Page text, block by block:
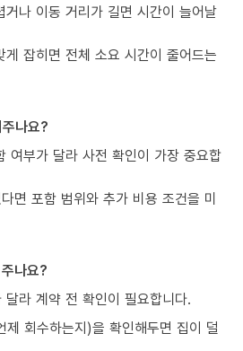
나 이동 거리가 길면 시간이 늘어날
잡히면 전체 소요 시간이 줄어드는
나요?
여부가 달라 사전 확인이 가장 중요합
면 포함 범위와 추가 비용 조건을 미
나요?
라 계약 전 확인이 필요합니다.
회수하는지)을 확인해두면 집이 덜